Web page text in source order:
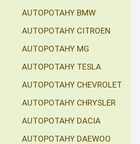
AUTOPOTAHY BMW
AUTOPOTAHY CITROEN
AUTOPOTAHY MG
AUTOPOTAHY TESLA
AUTOPOTAHY CHEVROLET
AUTOPOTAHY CHRYSLER
AUTOPOTAHY DACIA
AUTOPOTAHY DAEWOO